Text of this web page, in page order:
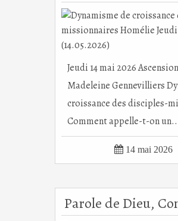
Jeudi 14 mai 2026
Madeleine Gennevilliers
croissance des disciples-
Comment appelle-t-on
 14 mai 2026